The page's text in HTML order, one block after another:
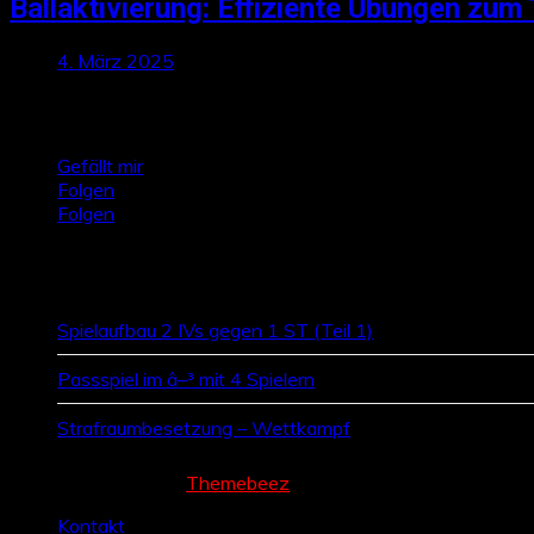
Ballaktivierung: Effiziente Übungen
4. März 2025
Gefällt mir
Folgen
Folgen
Spielaufbau 2 IVs gegen 1 ST (Teil 1)
Passspiel im â–³ mit 4 Spielern
Strafraumbesetzung – Wettkampf
Themebeez
Kontakt